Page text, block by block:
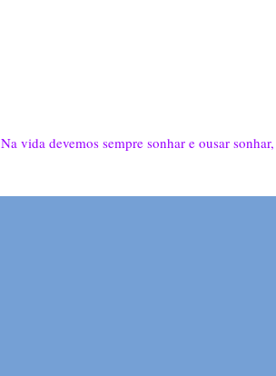
Na vida devemos sempre sonhar e ousar